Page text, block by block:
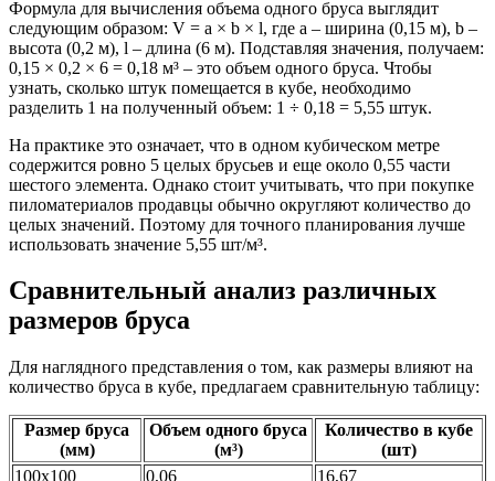
Формула для вычисления объема одного бруса выглядит
следующим образом: V = a × b × l, где a – ширина (0,15 м), b –
высота (0,2 м), l – длина (6 м). Подставляя значения, получаем:
0,15 × 0,2 × 6 = 0,18 м³ – это объем одного бруса. Чтобы
узнать, сколько штук помещается в кубе, необходимо
разделить 1 на полученный объем: 1 ÷ 0,18 = 5,55 штук.
На практике это означает, что в одном кубическом метре
содержится ровно 5 целых брусьев и еще около 0,55 части
шестого элемента. Однако стоит учитывать, что при покупке
пиломатериалов продавцы обычно округляют количество до
целых значений. Поэтому для точного планирования лучше
использовать значение 5,55 шт/м³.
Сравнительный анализ различных
размеров бруса
Для наглядного представления о том, как размеры влияют на
количество бруса в кубе, предлагаем сравнительную таблицу:
Размер бруса
(мм)
Объем одного бруса
(м³)
Количество в кубе
(шт)
100х100
0,06 16,67